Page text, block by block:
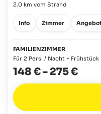
2.0 km vom Strand
Info Zimmer
FAMILIENZIMMER
Für 2 Pers. / Nacht + Frühstück
148 €- 275 €